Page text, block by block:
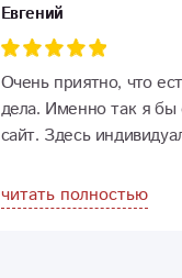
Евгений
Очень приятно, что
дела. Именно так я бы
сайт. Здесь
букетов, от общения с
приятные эмоции. В
читать полностью